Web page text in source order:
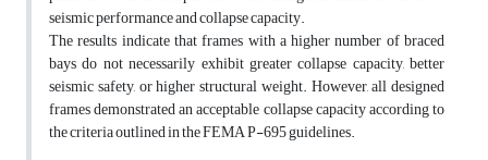
seismic performance and collapse capacity.
The results indicate that frames with a higher number of braced
bays do not necessarily exhibit greater collapse capacity, better
seismic safety, or higher structural weight. However, all designed
frames demonstrated an acceptable collapse capacity according to
the criteria outlined in the FEMA P-695 guidelines.